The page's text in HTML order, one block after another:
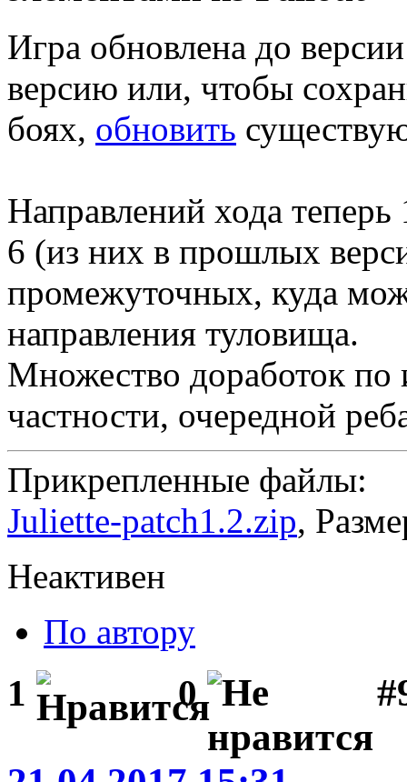
Игра обновлена до
версию или, чтобы
боях, обновить
Направлений хода
6 (из них в прошлых
промежуточных, куда
направления туловища.
Множество доработок по
частности, очередной
Прикрепленные файлы:
Juliette-patch1.2.zip,
Неактивен
По автору
1 0